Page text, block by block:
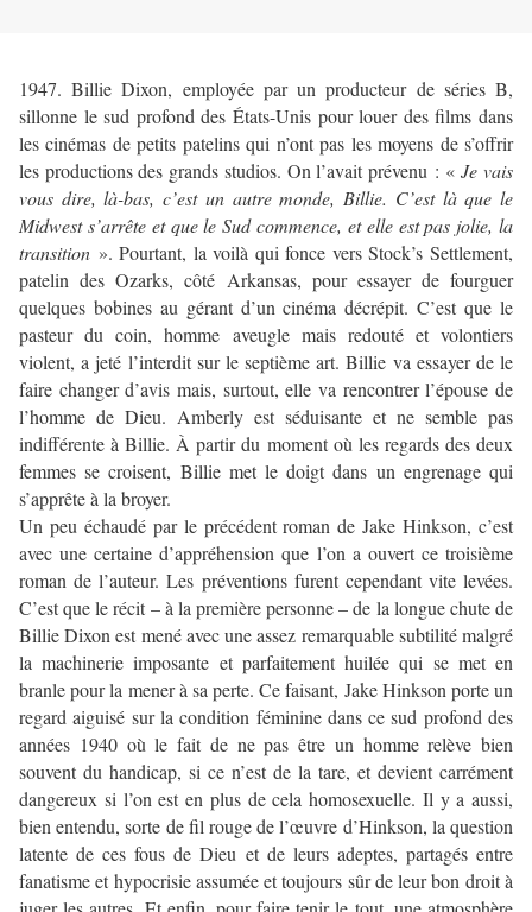
1947. Billie Dixon, employée par un producteur de séries B,
sillonne le sud profond des États-Unis pour louer des films dans
les cinémas de petits patelins qui n’ont pas les moyens de s’offrir
les productions des grands studios. On l’avait prévenu : «Je vais
vous dire, là-bas, c’est un autre monde, Billie. C’est là que le
Midwest s’arrête et que le Sud commence, et elle est pas jolie, la
transition ». Pourtant, la voilà qui fonce vers Stock’s Settlement,
patelin des Ozarks, côté Arkansas, pour essayer de fourguer
quelques bobines au gérant d’un cinéma décrépit. C’est que le
pasteur du coin, homme aveugle mais redouté et volontiers
violent, a jeté l’interdit sur le septième art. Billie va essayer de le
faire changer d’avis mais, surtout, elle va rencontrer l’épouse de
l’homme de Dieu. Amberly est séduisante et ne semble pas
indifférente à Billie. À partir du moment où les regards des deux
femmes se croisent, Billie met le doigt dans un engrenage qui
s’apprête à la broyer.
Un peu échaudé par le précédent roman de Jake Hinkson, c’est
avec une certaine d’appréhension que l’on a ouvert ce troisième
roman de l’auteur. Les préventions furent cependant vite levées.
C’est que le récit – à la première personne – de la longue chute de
Billie Dixon est mené avec une assez remarquable subtilité malgré
la machinerie imposante et parfaitement huilée qui se met en
branle pour la mener à sa perte. Ce faisant, Jake Hinkson porte un
regard aiguisé sur la condition féminine dans ce sud profond des
années 1940 où le fait de ne pas être un homme relève bien
souvent du handicap, si ce n’est de la tare, et devient carrément
dangereux si l’on est en plus de cela homosexuelle. Il y a aussi,
bien entendu, sorte de fil rouge de l’œuvre d’Hinkson, la question
latente de ces fous de Dieu et de leurs adeptes, partagés entre
fanatisme et hypocrisie assumée et toujours sûr de leur bon droit à